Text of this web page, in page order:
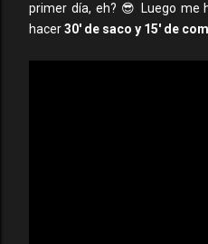
primer día, eh? 😎 Luego me
hacer30' de saco y 15' de